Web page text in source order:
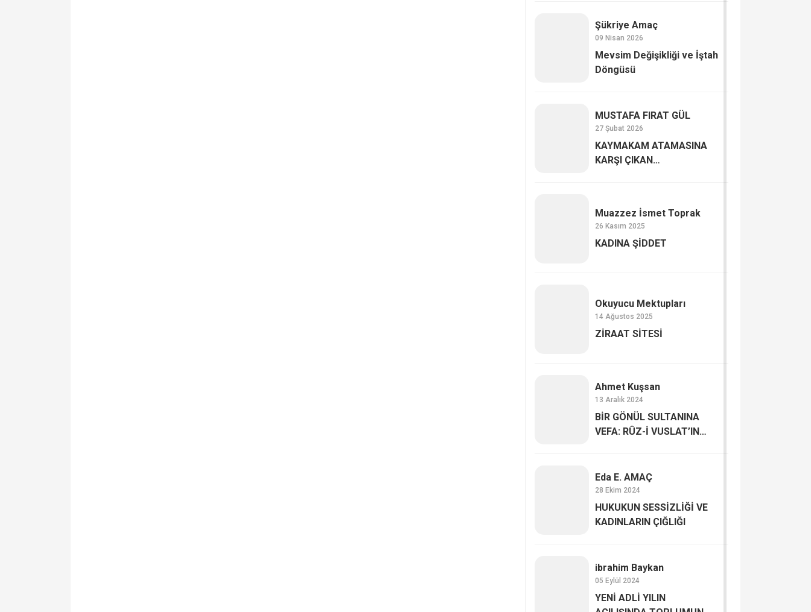
Şükriye Amaç
09 Nisan 2026
Mevsim Değişikliği ve İştah
Döngüsü
MUSTAFA FIRAT GÜL
27 Şubat 2026
KAYMAKAM ATAMASINA
KARŞI ÇIKAN
Muazzez İsmet Toprak
26 Kasım 2025
KADINA ŞİDDET
Okuyucu Mektupları
14 Ağustos 2025
ZİRAAT SİTESİ
Ahmet Kuşsan
13 Aralık 2024
BİR GÖNÜL SULTANINA
VEFA: RÛZ-İ VUSLAT’IN
Eda E. AMAÇ
28 Ekim 2024
HUKUKUN SESSİZLİĞİ VE
KADINLARIN ÇIĞLIĞI
ibrahim Baykan
05 Eylül 2024
YENİ ADLİ YILIN